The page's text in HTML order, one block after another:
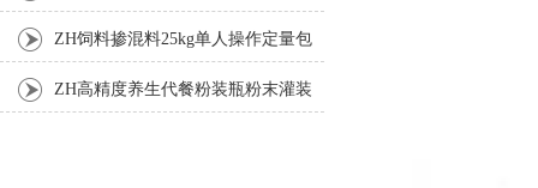
装机 ZH饲料掺混料25kg单人操作定量包
装机 ZH高精度养生代餐粉装瓶粉末灌装